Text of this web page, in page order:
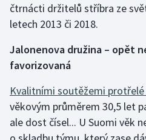
čtrnácti držitelů stříbra ze
letech 2013 či 2018.
Jalonenova družina – opět
favorizovaná
Kvalitními soutěžemi
věkovým průměrem 30,5 let
ale dost čísel... U Suomi věk